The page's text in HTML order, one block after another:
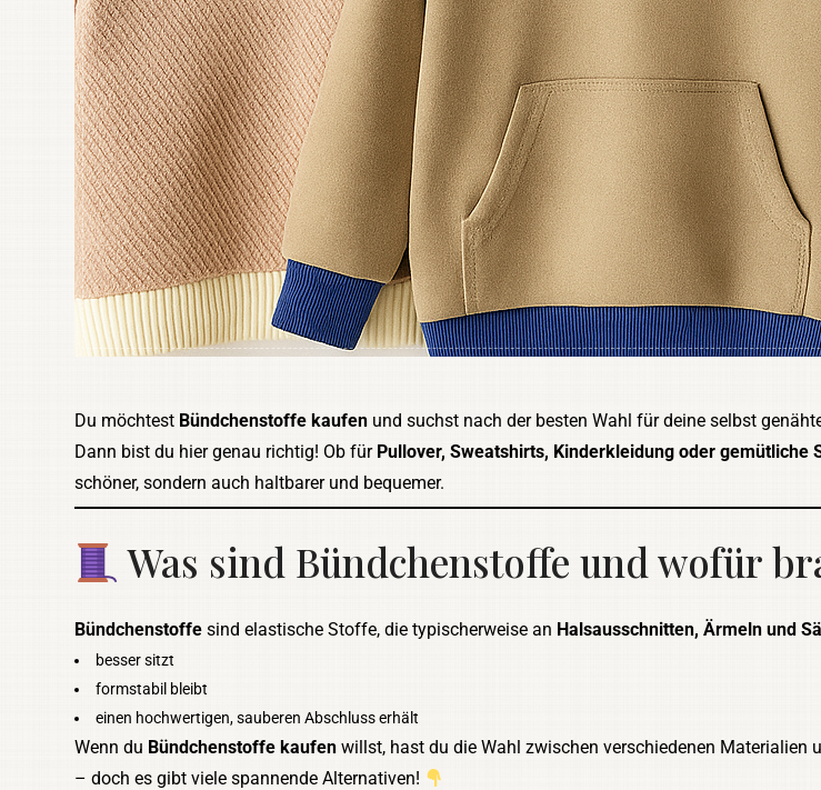
Du möchtest Bündchenstoffe kaufen und suchst nach der besten Wahl für deine selbst
Dann bist du hier genau richtig! Ob für Pullover, Sweatshirts, Kinderkleidung oder gemütliche
schöner, sondern auch haltbarer und bequemer.
Was sind Bündchenstoffe und wofür
Bündchenstoffe sind elastische Stoffe, die typischerweise an Halsausschnitten, Ärmeln und
besser sitzt
formstabil bleibt
einen hochwertigen, sauberen Abschluss erhält
Wenn du Bündchenstoffe kaufen willst, hast du die Wahl zwischen verschiedenen
– doch es gibt viele spannende Alternativen!